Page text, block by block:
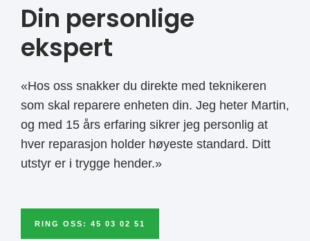
Din personlige
ekspert
«Hos oss snakker du direkte med teknikeren
som skal reparere enheten din. Jeg heter Martin,
og med 15 års erfaring sikrer jeg personlig at
hver reparasjon holder høyeste standard. Ditt
utstyr er i trygge hender.»
RING OSS: 45 03 02 51